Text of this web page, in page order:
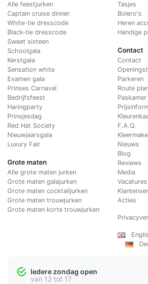
Alle feestjurken
Captain cruise dinner
White-tie dresscode
Black-tie dresscode
Sweet sixteen
Schoolgala
Kerstgala
Sensation white
Examen gala
Prinses Carnaval
Bedrijfsfeest
Haringparty
Prinsjesdag
Red Hat Society
Nieuwjaarsgala
Luxury Fair
Grote maten
Alle grote maten jurken
Grote maten galajurken
Grote maten cocktailjurken
Grote maten trouwjurken
Grote maten korte trouwjurken
Tasjes
Bolero's
Heren
Handige
Contact
Contact
Parkeren
Route
F.A.Q.
Nieuws
Blog
Reviews
Media
Vacatures
Acties
Iedere zondag open
van 12 tot 17